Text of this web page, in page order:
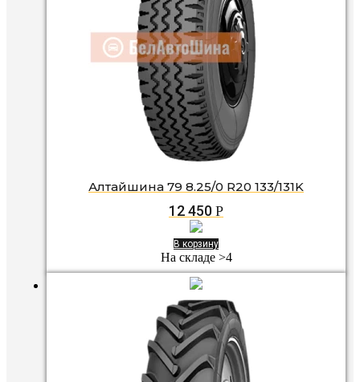
Алтайшина 79 8.25/0 R20 133/131K
12 450 Р
В корзину
На складе >4